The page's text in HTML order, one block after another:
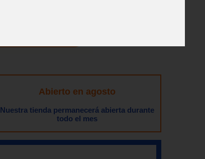
Abierto en agosto
Nuestra tienda permanecerá abierta durante
todo el mes